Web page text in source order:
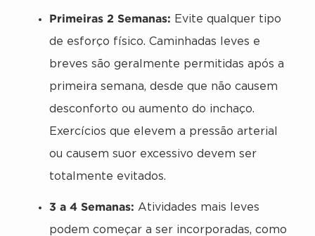
Primeiras 2 Semanas: Evite qualquer tipo
de esforço físico. Caminhadas leves e
breves são geralmente permitidas após a
primeira semana, desde que não causem
desconforto ou aumento do inchaço.
Exercícios que elevem a pressão arterial
ou causem suor excessivo devem ser
totalmente evitados.
3 a 4 Semanas: Atividades mais leves
podem começar a ser incorporadas, como